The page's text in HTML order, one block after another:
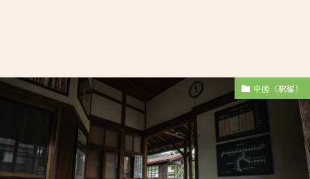
中国（駅編）